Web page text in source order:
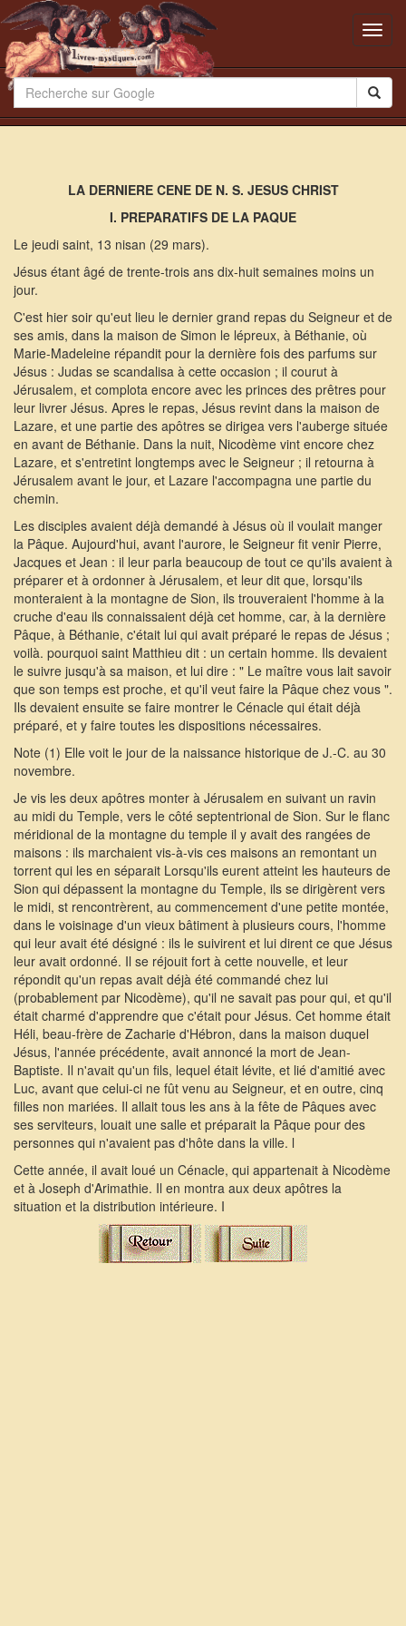
LA DERNIERE CENE DE N. S. JESUS CHRIST
I. PREPARATIFS DE LA PAQUE
Le jeudi saint, 13 nisan (29 mars).
Jésus étant âgé de trente-trois ans dix-huit semaines moins un
jour.
C'est hier soir qu'eut lieu le dernier grand repas du Seigneur et de
ses amis, dans la maison de Simon le lépreux, à Béthanie, où
Marie-Madeleine répandit pour la dernière fois des parfums sur
Jésus : Judas se scandalisa à cette occasion ; il courut à
Jérusalem, et complota encore avec les princes des prêtres pour
leur livrer Jésus. Apres le repas, Jésus revint dans la maison de
Lazare, et une partie des apôtres se dirigea vers l'auberge située
en avant de Béthanie. Dans la nuit, Nicodème vint encore chez
Lazare, et s'entretint longtemps avec le Seigneur ; il retourna à
Jérusalem avant le jour, et Lazare l'accompagna une partie du
chemin.
Les disciples avaient déjà demandé à Jésus où il voulait manger
la Pâque. Aujourd'hui, avant l'aurore, le Seigneur fit venir Pierre,
Jacques et Jean : il leur parla beaucoup de tout ce qu'ils avaient à
préparer et à ordonner à Jérusalem, et leur dit que, lorsqu'ils
monteraient à la montagne de Sion, ils trouveraient l'homme à la
cruche d'eau ils connaissaient déjà cet homme, car, à la dernière
Pâque, à Béthanie, c'était lui qui avait préparé le repas de Jésus ;
voilà. pourquoi saint Matthieu dit : un certain homme. Ils devaient
le suivre jusqu'à sa maison, et lui dire : " Le maître vous lait savoir
que son temps est proche, et qu'il veut faire la Pâque chez vous ".
Ils devaient ensuite se faire montrer le Cénacle qui était déjà
préparé, et y faire toutes les dispositions nécessaires.
Note (1) Elle voit le jour de la naissance historique de J.-C. au 30
novembre.
Je vis les deux apôtres monter à Jérusalem en suivant un ravin
au midi du Temple, vers le côté septentrional de Sion. Sur le flanc
méridional de la montagne du temple il y avait des rangées de
maisons : ils marchaient vis-à-vis ces maisons an remontant un
torrent qui les en séparait Lorsqu'ils eurent atteint les hauteurs de
Sion qui dépassent la montagne du Temple, ils se dirigèrent vers
le midi, st rencontrèrent, au commencement d'une petite montée,
dans le voisinage d'un vieux bâtiment à plusieurs cours, l'homme
qui leur avait été désigné : ils le suivirent et lui dirent ce que Jésus
leur avait ordonné. Il se réjouit fort à cette nouvelle, et leur
répondit qu'un repas avait déjà été commandé chez lui
(probablement par Nicodème), qu'il ne savait pas pour qui, et qu'il
était charmé d'apprendre que c'était pour Jésus. Cet homme était
Héli, beau-frère de Zacharie d'Hébron, dans la maison duquel
Jésus, l'année précédente, avait annoncé la mort de Jean-
Baptiste. Il n'avait qu'un fils, lequel était lévite, et lié d'amitié avec
Luc, avant que celui-ci ne fût venu au Seigneur, et en outre, cinq
filles non mariées. Il allait tous les ans à la fête de Pâques avec
ses serviteurs, louait une salle et préparait la Pâque pour des
personnes qui n'avaient pas d'hôte dans la ville. l
Cette année, il avait loué un Cénacle, qui appartenait à Nicodème
et à Joseph d'Arimathie. Il en montra aux deux apôtres la
situation et la distribution intérieure. I